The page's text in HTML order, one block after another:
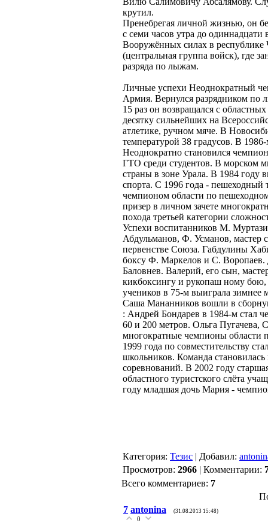
крутил.
Пренебрегая личной жизнью, он
с семи часов утра до
Вооружённых силах в республике
(центральная группа войск), где
разряда по лыжам.
Личные успехи Неоднократный
Армия. Вернулся разрядником по
15 раз он возвращался с
десятку сильнейших на
атлетике, ручном мяче. В
температурой 38 градусов. В
Неоднократно становился
ГТО среди студентов. В морском
страны в зоне Урала. В 1984 году
спорта. С 1996 года - пешеходный
чемпионом области по
призер в личном зачете
похода третьей категории
Успехи воспитанников М.
Абдульманов, Ф. Усманов, мастер
первенстве Союза. Габдулины
боксу Ф. Маркелов и С.
Баловнев. Валерий, его сын,
кикбоксингу и рукопаш ному бою,
учеников в 75-м выиграла зимнее
Саша Мананников вошли в
: Андрей Бондарев в 1984-м стал
60 и 200 метров. Ольга Пугачева,
многократные чемпионы области
1999 года по совместительству
школьников. Команда
соревнований. В 2002 году
областного туристского слёта
году младшая дочь Мария -
Категория: Тезис | Добавил:
Просмотров: 2966 | Комментарии:
Всего комментариев: 7
7 antonina (31.08.2013 15:48)
0